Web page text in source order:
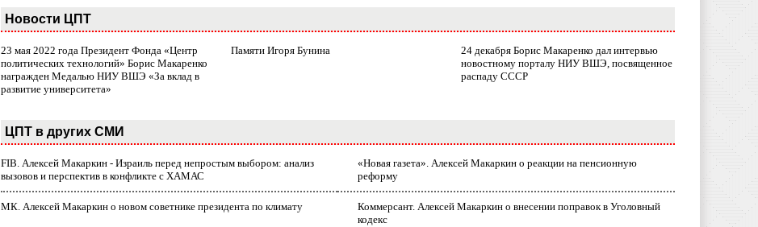
Новости ЦПТ
23 мая 2022 года Президент Фонда «Центр
политических технологий» Борис Макаренко
награжден Медалью НИУ ВШЭ «За вклад в
развитие университета»
Памяти Игоря Бунина
24 декабря Борис Макаренко дал интервью
новостному порталу НИУ ВШЭ, посвященное
распаду СССР
ЦПТ в других СМИ
FIB. Алексей Макаркин - Израиль перед непростым выбором: анализ
вызовов и перспектив в конфликте с ХАМАС
«Новая газета». Алексей Макаркин о реакции на пенсионную
реформу
МК. Алексей Макаркин о новом советнике президента по климату
Коммерсант. Алексей Макаркин о внесении поправок в Уголовный
кодекс